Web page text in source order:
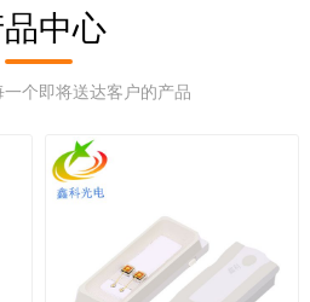
中心
个即将送达客户的产品